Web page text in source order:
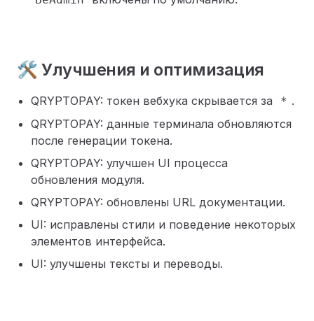
🛠️ Улучшения и оптимизация
QRYPTOPAY: токен вебхука скрывается за * .
QRYPTOPAY: данные терминала обновляются
после генерации токена.
QRYPTOPAY: улучшен UI процесса
обновления модуля.
QRYPTOPAY: обновлены URL документации.
UI: исправлены стили и поведение некоторых
элементов интерфейса.
UI: улучшены тексты и переводы.